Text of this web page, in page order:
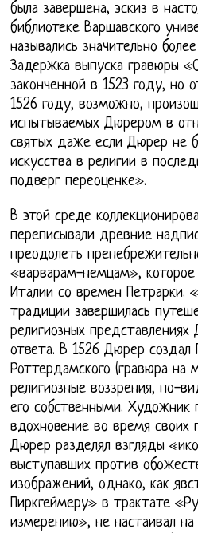
была завершена, эскиз в
библиотеке Варшавского
назывались значительно
Задержка выпуска гравюры
законченной в 1523 году, но
1526 году, возможно,
испытываемых Дюрером в
святых даже если Дюрер не
искусства в религии в
подверг переоценке».
В этой среде
переписывали древние
преодолеть
«варварам-немцам», которое
Италии со времен Петрарки.
традиции завершилась
религиозных
ответа. В 1526 Дюрер создал
Роттердамского (гравюра на
религиозные воззрения, по-
его собственными. Художник
вдохновение во время своих
Дюрер разделял взгляды
выступавших против
изображений, однако, как
Пиркгеймеру» в трактате
измерению», не настаивал